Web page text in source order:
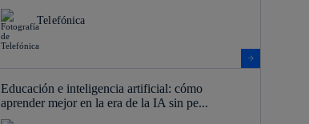
Telefónica
Educación e inteligencia artificial: cómo
aprender mejor en la era de la IA sin pe...